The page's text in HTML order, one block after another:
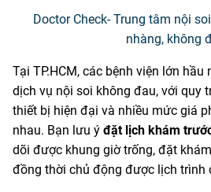
Doctor Check- Trung tâm nội
nhàng, không
Tại TP.HCM, các bệnh viện lớn
dịch vụ nội soi không đau, với quy
thiết bị hiện đại và nhiều mức giá
nhau. Bạn lưu ý đặt lịch khám
dõi được khung giờ trống, đặt
đồng thời chủ động được lịch trình